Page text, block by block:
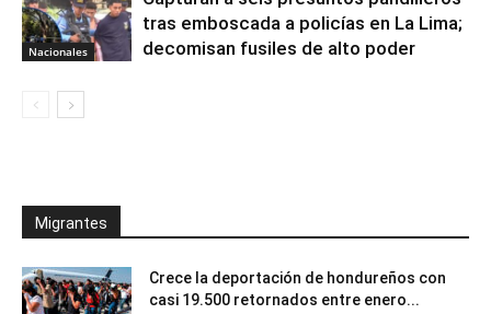
Nacionales
tras emboscada a policías en La Lima;
decomisan fusiles de alto poder
Migrantes
Crece la deportación de hondureños con
casi 19.500 retornados entre enero...